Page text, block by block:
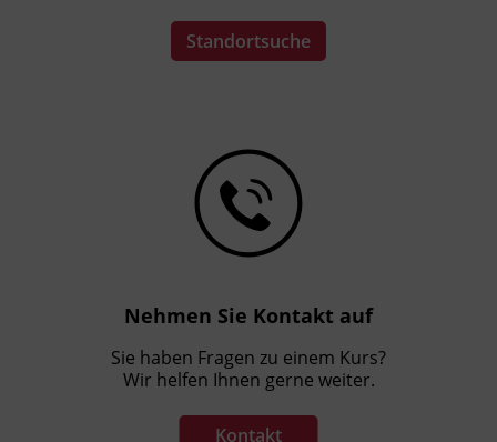
Standortsuche
Nehmen Sie Kontakt auf
Sie haben Fragen zu einem Kurs?
Wir helfen Ihnen gerne weiter.
Kontakt